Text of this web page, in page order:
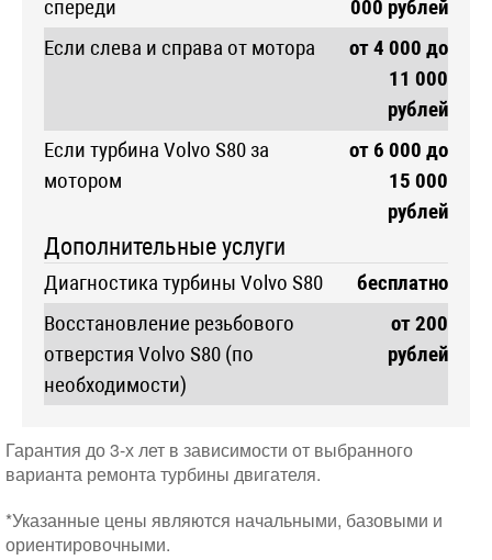
спереди
000 рублей
Если слева и справа от мотора
от 4 000 до
11 000
рублей
Если турбина Volvo S80 за
мотором
от 6 000 до
15 000
рублей
Дополнительные услуги
Диагностика турбины Volvo S80
бесплатно
Восстановление резьбового
отверстия Volvo S80 (по
необходимости)
от 200
рублей
Гарантия до 3-х лет в зависимости от выбранного
варианта ремонта турбины двигателя.
*Указанные цены являются начальными, базовыми и
ориентировочными.